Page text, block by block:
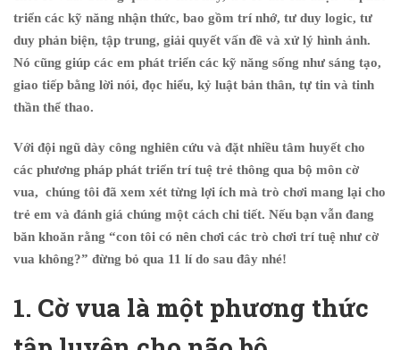
triển các kỹ năng nhận thức, bao gồm trí nhớ, tư duy logic, tư
duy phản biện, tập trung, giải quyết vấn đề và xử lý hình ảnh.
Nó cũng giúp các em phát triển các kỹ năng sống như sáng tạo,
giao tiếp bằng lời nói, đọc hiểu, kỷ luật bản thân, tự tin và tinh
thần thể thao.
Với đội ngũ dày công nghiên cứu và đặt nhiều tâm huyết cho
các phương pháp phát triển trí tuệ trẻ thông qua bộ môn cờ
vua, chúng tôi đã xem xét từng lợi ích mà trò chơi mang lại cho
trẻ em và đánh giá chúng một cách chi tiết. Nếu bạn vẫn đang
băn khoăn rằng “con tôi có nên chơi các trò chơi trí tuệ như cờ
vua không?” đừng bỏ qua 11 lí do sau đây nhé!
1. Cờ vua là một phương thức